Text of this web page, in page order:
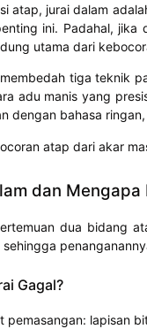
atap, jurai dalam
ini. Padahal,
utama dari
tiga teknik
adu manis yang
dengan bahasa
atap dari akar
dan Mengapa
dua bidang
sehingga
Gagal?
pemasangan: lapisan